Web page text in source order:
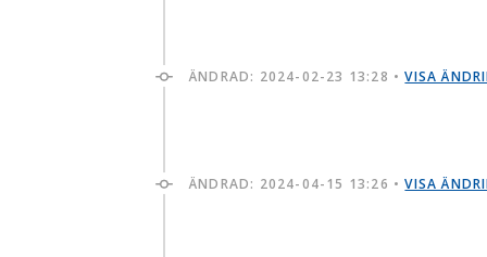
ÄNDRAD: 2024-02-23 13:28 •VISA
ÄNDRAD: 2024-04-15 13:26 •VISA